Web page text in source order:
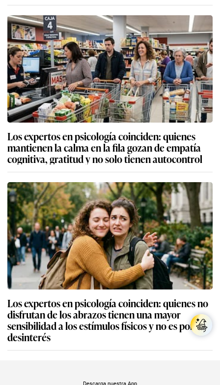
Los expertos en psicología coinciden: quienes
mantienen la calma en la fila gozan de empatía
cognitiva, gratitud y no solo tienen autocontrol
Los expertos en psicología coinciden: quienes no
disfrutan de los abrazos tienen una mayor
sensibilidad a los estímulos físicos y no es por
desinterés